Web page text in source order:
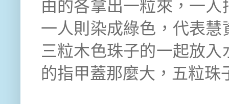
由的各拿出一粒來，一
一人則染成綠色，代表
三粒木色珠子的一起放
的指甲蓋那麼大，五粒珠